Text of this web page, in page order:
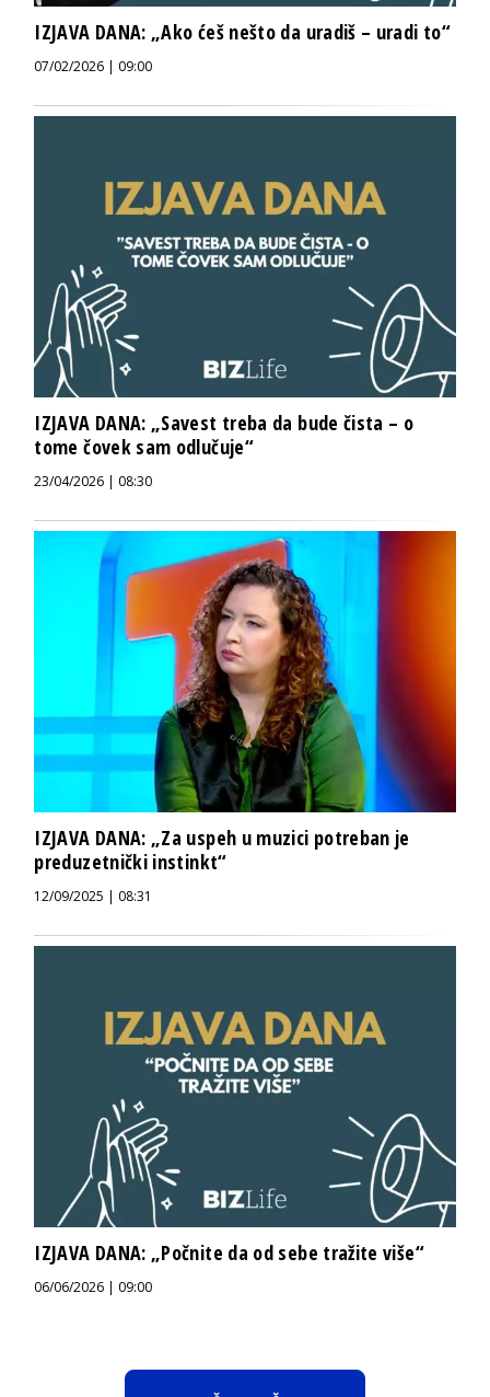
IZJAVA DANA: „Ako ćeš nešto da uradiš – uradi to“
07/02/2026 | 09:00
IZJAVA DANA: „Savest treba da bude čista – o
tome čovek sam odlučuje“
23/04/2026 | 08:30
IZJAVA DANA: „Za uspeh u muzici potreban je
preduzetnički instinkt“
12/09/2025 | 08:31
IZJAVA DANA: „Počnite da od sebe tražite više“
06/06/2026 | 09:00